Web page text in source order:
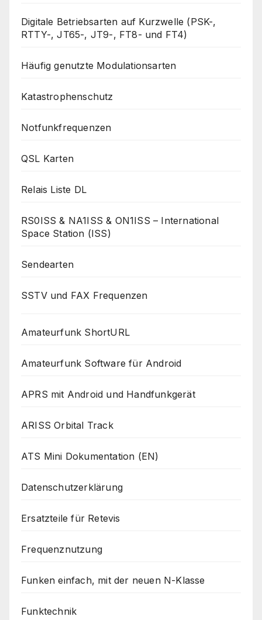
Digitale Betriebsarten auf Kurzwelle (PSK-,
RTTY-, JT65-, JT9-, FT8- und FT4)
Häufig genutzte Modulationsarten
Katastrophenschutz
Notfunkfrequenzen
QSL Karten
Relais Liste DL
RS0ISS & NA1ISS & ON1ISS – International
Space Station (ISS)
Sendearten
SSTV und FAX Frequenzen
Amateurfunk ShortURL
Amateurfunk Software für Android
APRS mit Android und Handfunkgerät
ARISS Orbital Track
ATS Mini Dokumentation (EN)
Datenschutzerklärung
Ersatzteile für Retevis
Frequenznutzung
Funken einfach, mit der neuen N-Klasse
Funktechnik